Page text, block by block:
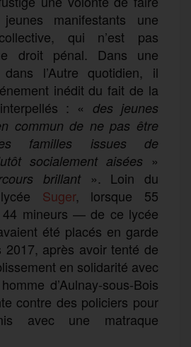
manifestants une
qui n’est pas
droit pénal. Dans une
l’Autre quotidien, il
inédit du fait de la
: « des jeunes
commun de ne pas être
familles issues de
socialement aisées »
brillant». Loin du
Suger, lorsque 55
mineurs — de ce lycée
été placés en garde
après avoir tenté de
en solidarité avec
d’Aulnay-sous-Bois
contre des policiers pour
avec une matraque